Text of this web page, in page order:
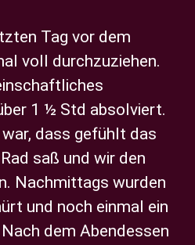
Tag vor dem
voll durchzuziehen.
1 ½ Std absolviert.
dass gefühlt das
saß und wir den
Nachmittags wurden
und noch einmal ein
dem Abendessen